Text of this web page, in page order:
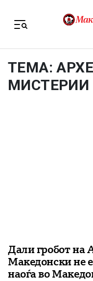
ТЕМА:
МИСТЕРИИ
Дали гробот на
Македонски не
наоѓа во